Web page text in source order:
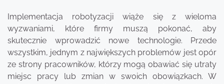
Implementacja robotyzacji wiąże się z wieloma
wyzwaniami, które firmy muszą pokonać, aby
skutecznie wprowadzić nowe technologie. Przede
wszystkim, jednym z największych problemów jest opór
ze strony pracowników, którzy mogą obawiać się utraty
miejsc pracy lub zmian w swoich obowiązkach. W